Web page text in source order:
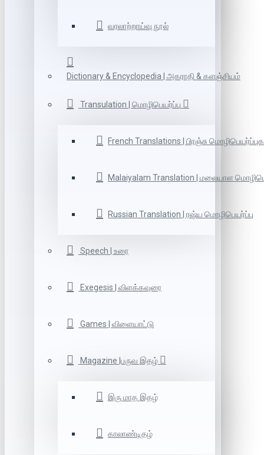
வரலாற்றாய்வு நூல்
Dictionary & Encyclopedia | அகராதி & களஞ்சியம்
Transulation | மொழிபெயர்ப்பு
French Translations | பிரஞ்சு
Malaiyalam Translation | மலையாள
Russian Translation | ரஷ்ய மொழிபெயர்ப்பு
Speech | உரை
Exegesis | விளக்கவுரை
Games | விளையாட்டு
Magazine |பருவ இதழ்
இரு மாத இதழ்
காலாண்டிதழ்